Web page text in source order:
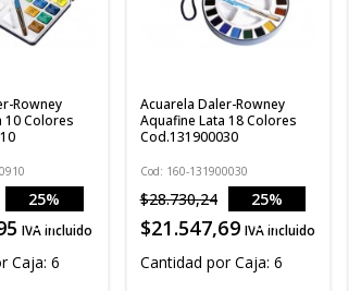
Rowney
10 Colores
25%
OFF
IVA incluido
Caja: 6
Acuarela Daler-Rowney
Aquafine Lata 18 Colores
Cod.131900030
Cod: 160-131900030
$28.730,24
25%
OFF
$21.547,69 IVA incluido
Cantidad por Caja: 6